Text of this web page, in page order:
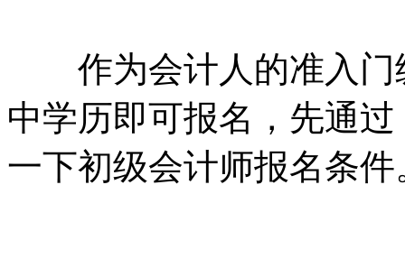
作为会计人的准入门
中学历即可报名，先通
一下初级会计师报名条件